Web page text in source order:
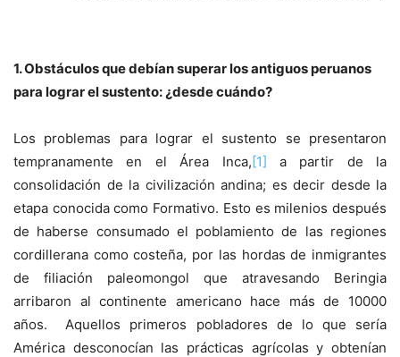
1. Obstáculos que debían superar los antiguos peruanos
para lograr el sustento: ¿desde cuándo?
Los problemas para lograr el sustento se presentaron
tempranamente en el Área Inca,[1] a partir de la
consolidación de la civilización andina; es decir desde la
etapa conocida como Formativo. Esto es milenios después
de haberse consumado el poblamiento de las regiones
cordillerana como costeña, por las hordas de inmigrantes
de filiación paleomongol que atravesando Beringia
arribaron al continente americano hace más de 10000
años. Aquellos primeros pobladores de lo que sería
América desconocían las prácticas agrícolas y obtenían